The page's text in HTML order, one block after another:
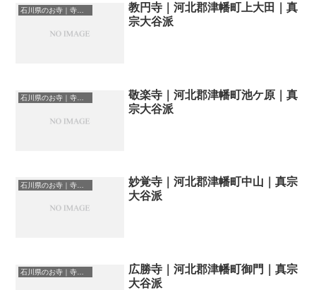
石川県のお寺｜寺院一覧
教円寺｜河北郡津幡町上大田｜真
宗大谷派
石川県のお寺｜寺院一覧
敬楽寺｜河北郡津幡町池ケ原｜真
宗大谷派
石川県のお寺｜寺院一覧
妙覚寺｜河北郡津幡町中山｜真宗
大谷派
石川県のお寺｜寺院一覧
広勝寺｜河北郡津幡町御門｜真宗
大谷派